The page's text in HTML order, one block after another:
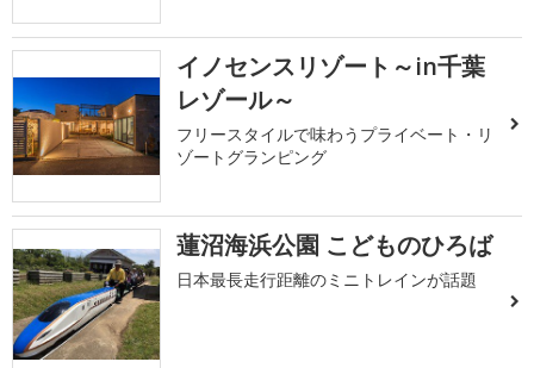
イノセンスリゾート～in千葉
レゾール～
フリースタイルで味わうプライベート・リ
ゾートグランピング
蓮沼海浜公園 こどものひろば
日本最長走行距離のミニトレインが話題